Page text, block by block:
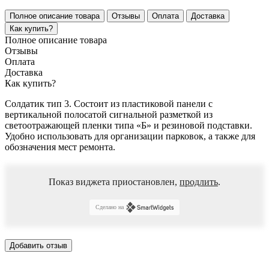
Полное описание товара Отзывы Оплата
Доставка
Как купить?
Полное описание товара
Отзывы
Оплата
Доставка
Как купить?
Солдатик тип 3. Состоит из пластиковой панели с
вертикальной полосатой сигнальной разметкой из
светоотражающей пленки типа «Б» и резиновой подставки.
Удобно использовать для организации парковок, а также для
обозначения мест ремонта.
Показ виджета приостановлен, продлить.
Сделано на
Добавить отзыв